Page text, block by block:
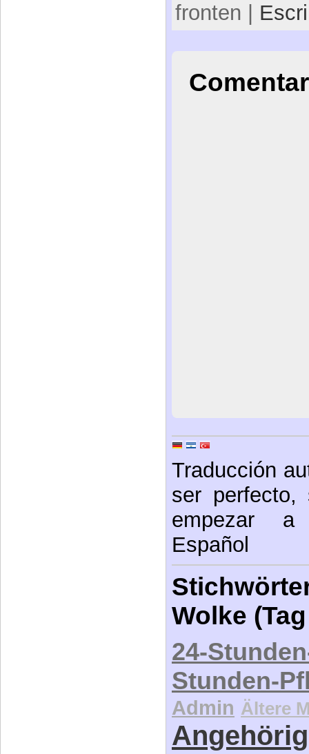
fronten |
Traducción
ser perfecto,
empezar a
Español
Wolke
24-
Stunden-
Admin Ältere